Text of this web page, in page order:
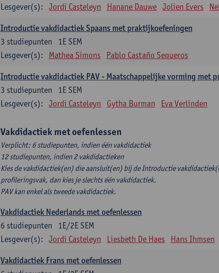
Lesgever(s):
Jordi Casteleyn Hanane Dauwe Jolien Evers
Introductie vakdidactiek Spaans met praktijkoefeningen
1E SEM
3 studiepunten
Lesgever(s):
Mathea Simons Pablo Castaño Sequeros
Introductie vakdidactiek PAV - Maatschappelijke vorming met
1E SEM
3 studiepunten
Lesgever(s):
Jordi Casteleyn Gytha Burman Eva Verlinden
Vakdidactiek met oefenlessen
Verplicht: 6 studiepunten, indien één vakdidactiek
12 studiepunten, indien 2 vakdidactieken
Kies de vakdidactiek(en) die aansluit(en) bij de Introductie
profileringsvak, dan kies je slechts één vakdidactiek.
PAV kan enkel als tweede vakdidactiek.
Vakdidactiek Nederlands met oefenlessen
1E/2E SEM
6 studiepunten
Lesgever(s):
Jordi Casteleyn Liesbeth De Haes Hans Ihmsen
Vakdidactiek Frans met oefenlessen